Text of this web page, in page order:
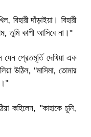
বিহারী দাঁড়াইয়া। বিহারী
তুমি কাশী আসিবে না।"
প্রেতমূর্তি দেখিয়া এক
উঠিল, "মাসিমা, তোমার
কহিলেন, "কাহাকে চুনি,